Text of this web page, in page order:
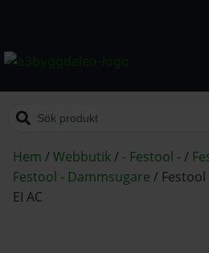
Hem /Webbutik/ - Festool -/
Festool - Dammsugare /
EI AC